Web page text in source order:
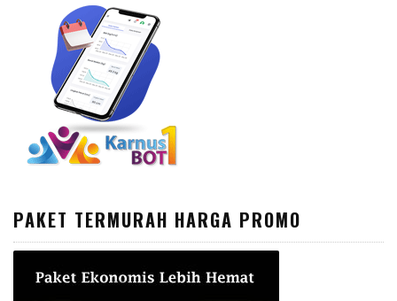
PAKET TERMURAH HARGA PROMO